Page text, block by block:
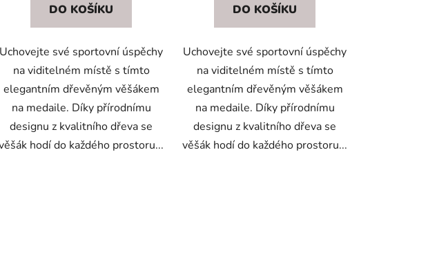
DO KOŠÍKU
Uchovejte své sportovní úspěchy
na viditelném místě s tímto
elegantním dřevěným věšákem
na medaile. Díky přírodnímu
designu z kvalitního dřeva se
hodí do každého prostoru...
DO KOŠÍKU
Uchovejte své sportovní úspěchy
na viditelném místě s tímto
elegantním dřevěným věšákem
na medaile. Díky přírodnímu
designu z kvalitního dřeva se
věšák hodí do každého prostoru...